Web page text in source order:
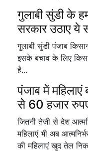
गुलाबी सुंडी के
सरकार उठाए
गुलाबी सुंडी पंजाब
इसके बचाव के लिए
है...
पंजाब में महिलाएं
से 60 हजार
जितनी तेजी से देश
महिलाएं भी अब
की महिलाएं खुद तेल